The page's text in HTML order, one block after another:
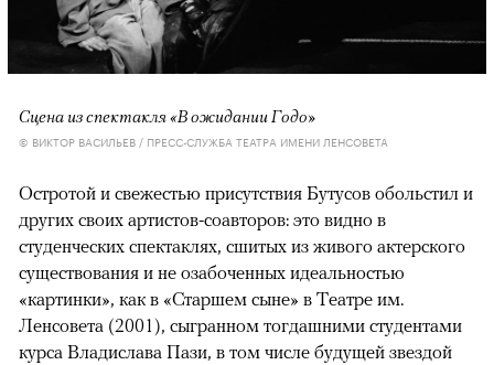
Сцена из спектакля «В ожидании Годо»
© ВИКТОР ВАСИЛЬЕВ / ПРЕСС-СЛУЖБА ТЕАТРА ИМЕНИ ЛЕНСОВЕТА
Остротой и свежестью присутствия Бутусов обольстил и
других своих артистов-соавторов: это видно в
студенческих спектаклях, сшитых из живого актерского
существования и не озабоченных идеальностью
«картинки», как в «Старшем сыне» в Театре им.
Ленсовета (2001), сыгранном тогдашними студентами
курса Владислава Пази, в том числе будущей звездой